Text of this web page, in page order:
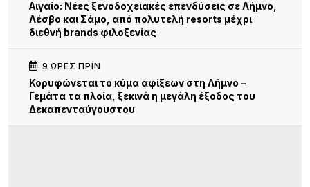
Αιγαίο: Νέες ξενοδοχειακές επενδύσεις σε Λήμνο,
Λέσβο και Σάμο, από πολυτελή resorts μέχρι
διεθνή brands φιλοξενίας
9 ΏΡΕΣ ΠΡΙΝ
Κορυφώνεται το κύμα αφίξεων στη Λήμνο –
Γεμάτα τα πλοία, ξεκινά η μεγάλη έξοδος του
Δεκαπενταύγουστου